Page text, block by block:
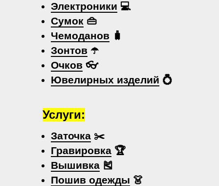
Электроники 💻
Сумок 👜
Чемоданов 🧳
Зонтов ☂️
Очков 👓
Ювелирных изделий 💍
Заточка ✂️
Гравировка 🏆
Вышивка 🎽
Пошив одежды 👗
Услуги: